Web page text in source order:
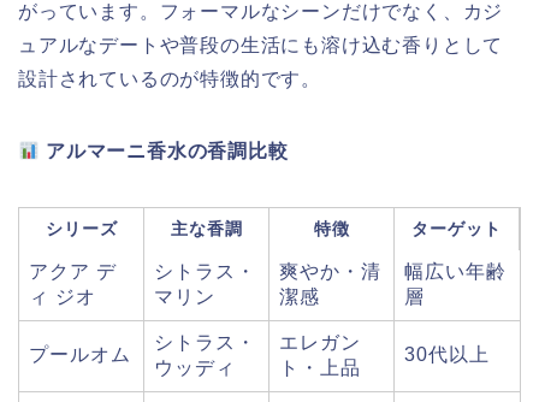
がっています。フォーマルなシーンだけでなく、カジ
ュアルなデートや普段の生活にも溶け込む香りとして
設計されているのが特徴的です。
アルマーニ香水の香調比較
シリーズ 主な香調 特徴 ターゲット
アクア デ
ィ ジオ
シトラス・
マリン
爽やか・清
潔感
幅広い年齢
層
プールオム
シトラス・
ウッディ
エレガン
ト・上品
30代以上